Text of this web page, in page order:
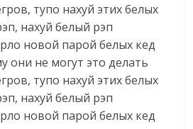
тупо нахуй этих белых
нахуй белый рэп
новой парой белых кед
они не могут это делать
тупо нахуй этих белых
нахуй белый рэп
новой парой белых кед